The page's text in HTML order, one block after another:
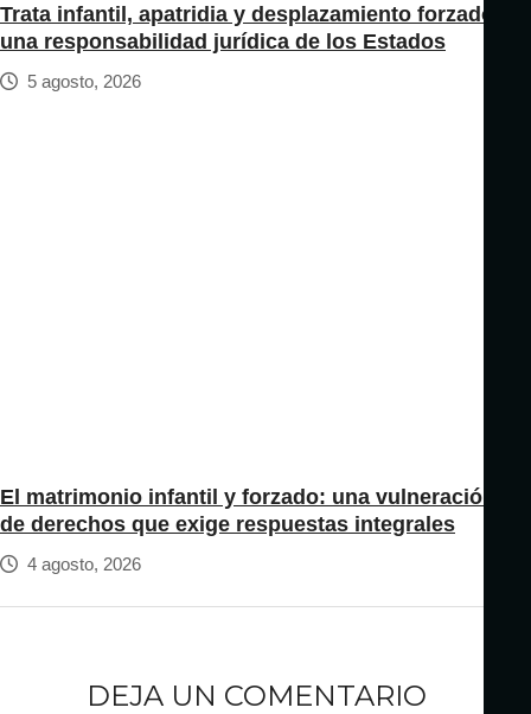
Trata infantil, apatridia y desplazamiento forzado:
una responsabilidad jurídica de los Estados
5 agosto, 2026
El matrimonio infantil y forzado: una vulneración
de derechos que exige respuestas integrales
4 agosto, 2026
DEJA UN COMENTARIO